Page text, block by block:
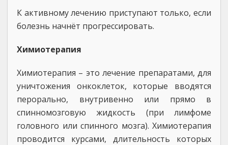
К активному лечению приступают только, если
болезнь начнёт прогрессировать.
Химиотерапия
Химиотерапия – это лечение препаратами, для
уничтожения онкоклеток, которые вводятся
перорально, внутривенно или прямо в
спинномозговую жидкость (при лимфоме
головного или спинного мозга). Химиотерапия
проводится курсами, длительность которых